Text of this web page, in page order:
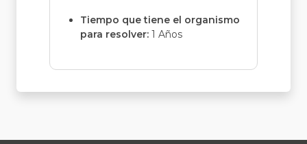
Tiempo que tiene el organismo
para resolver: 1 Años